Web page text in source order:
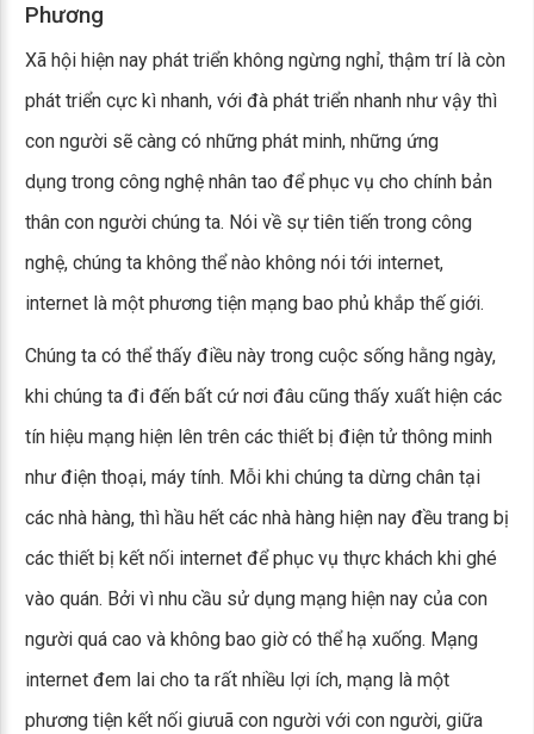
Phương
Xã hội hiện nay phát triển không ngừng nghỉ, thậm trí là còn
phát triển cực kì nhanh, với đà phát triển nhanh như vậy thì
con người sẽ càng có những phát minh, những ứng
dụng trong công nghệ nhân tao để phục vụ cho chính bản
thân con người chúng ta. Nói về sự tiên tiến trong công
nghệ, chúng ta không thể nào không nói tới internet,
internet là một phương tiện mạng bao phủ khắp thế giới.
Chúng ta có thể thấy điều này trong cuộc sống hằng ngày,
khi chúng ta đi đến bất cứ nơi đâu cũng thấy xuất hiện các
tín hiệu mạng hiện lên trên các thiết bị điện tử thông minh
như điện thoại, máy tính. Mỗi khi chúng ta dừng chân tại
các nhà hàng, thì hầu hết các nhà hàng hiện nay đều trang bị
các thiết bị kết nối internet để phục vụ thực khách khi ghé
vào quán. Bởi vì nhu cầu sử dụng mạng hiện nay của con
người quá cao và không bao giờ có thể hạ xuống. Mạng
internet đem lai cho ta rất nhiều lợi ích, mạng là một
phương tiện kết nối giưuã con người với con người, giữa